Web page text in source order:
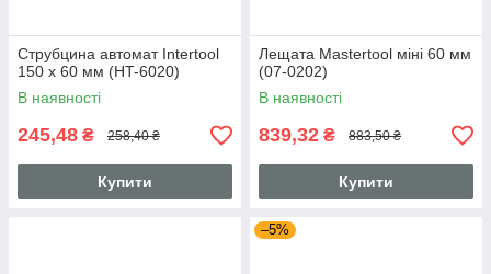
Струбцина автомат Intertool
150 х 60 мм (HT-6020)
В наявності
245,48 ₴ 258,40 ₴
Купити
Лещата Mastertool міні 60 мм
(07-0202)
В наявності
839,32 ₴ 883,50 ₴
Купити
–5%